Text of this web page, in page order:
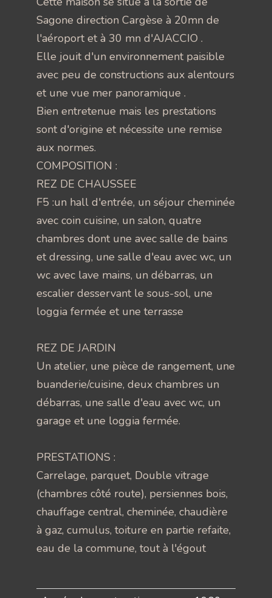
Sagone direction Cargèse à 20mn de
l'aéroport et à 30 mn d'AJACCIO .
Elle jouit d'un environnement paisible
avec peu de constructions aux alentours
et une vue mer panoramique .
Bien entretenue mais les prestations
sont d'origine et nécessite une remise
aux normes.
COMPOSITION :
REZ DE CHAUSSEE
F5 :un hall d'entrée, un séjour cheminée
avec coin cuisine, un salon, quatre
chambres dont une avec salle de bains
et dressing, une salle d'eau avec wc, un
wc avec lave mains, un débarras, un
escalier desservant le sous-sol, une
loggia fermée et une terrasse
REZ DE JARDIN
Un atelier, une pièce de rangement, une
buanderie/cuisine, deux chambres un
débarras, une salle d'eau avec wc, un
garage et une loggia fermée.
PRESTATIONS :
Carrelage, parquet, Double vitrage
(chambres côté route), persiennes bois,
chauffage central, cheminée, chaudière
à gaz, cumulus, toiture en partie refaite,
eau de la commune, tout à l'égout